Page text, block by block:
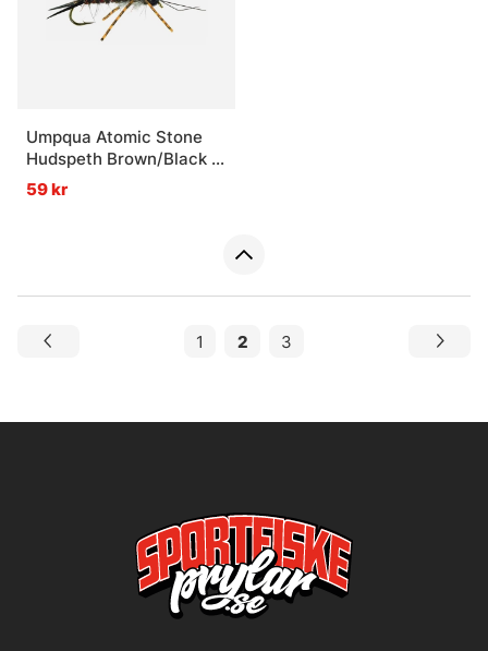
Umpqua Atomic Stone
Hudspeth Brown/Black -
#6
59 kr
1 2 3